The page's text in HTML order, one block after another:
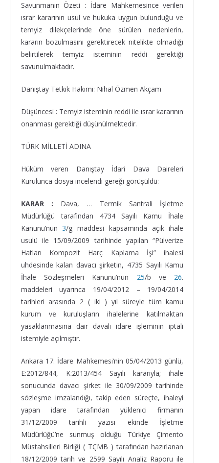
Savunmanın Özeti : İdare Mahkemesince verilen
ısrar kararının usul ve hukuka uygun bulunduğu ve
temyiz dilekçelerinde öne sürülen nedenlerin,
kararın bozulmasını gerektirecek nitelikte olmadığı
belirtilerek temyiz isteminin reddi gerektiği
savunulmaktadır.
Danıştay Tetkik Hakimi: Nihal Özmen Akçam
Düşüncesi : Temyiz isteminin reddi ile ısrar kararının
onanması gerektiği düşünülmektedir.
TÜRK MİLLETİ ADINA
Hüküm veren Danıştay İdari Dava Daireleri
Kurulunca dosya incelendi gereği görüşüldü:
KARAR : Dava, … Termik Santrali İşletme
Müdürlüğü tarafından 4734 Sayılı Kamu İhale
Kanunu’nun3/g maddesi kapsamında açık ihale
usulü ile 15/09/2009 tarihinde yapılan “Pülverize
Hatları Kompozit Harç Kaplama İşi” ihalesi
uhdesinde kalan davacı şirketin, 4735 Sayılı Kamu
İhale Sözleşmeleri Kanunu’nun 25/b ve 26.
maddeleri uyarınca 19/04/2012 – 19/04/2014
tarihleri arasında 2 ( iki ) yıl süreyle tüm kamu
kurum ve kuruluşların ihalelerine katılmaktan
yasaklanmasına dair davalı idare işleminin iptali
istemiyle açılmıştır.
Ankara 17. İdare Mahkemesi’nin 05/04/2013 günlü,
E:2012/844, K:2013/454 Sayılı kararıyla; ihale
sonucunda davacı şirket ile 30/09/2009 tarihinde
sözleşme imzalandığı, takip eden süreçte, ihaleyi
yapan idare tarafından yüklenici firmanın
31/12/2009 tarihli yazısı ekinde İşletme
Müdürlüğü’ne sunmuş olduğu Türkiye Çimento
Müstahsilleri Birliği ( TÇMB ) tarafından hazırlanan
18/12/2009 tarih ve 2599 Sayılı Analiz Raporu ile